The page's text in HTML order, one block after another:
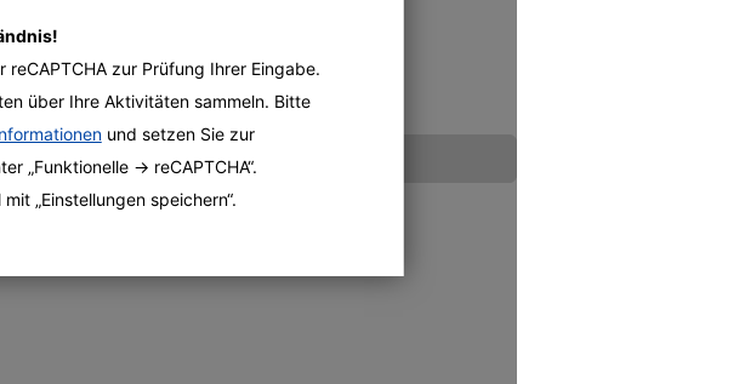
zur Prüfung Ihrer Eingabe.
über Ihre Aktivitäten sammeln. Bitte
und setzen Sie zur
„Funktionelle -> reCAPTCHA“.
„Einstellungen speichern“.